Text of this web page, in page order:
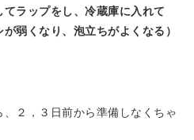
てラップをし、冷蔵庫に入れて
弱くなり、泡立ちがよくなる）
２，３日前から準備しなくちゃ